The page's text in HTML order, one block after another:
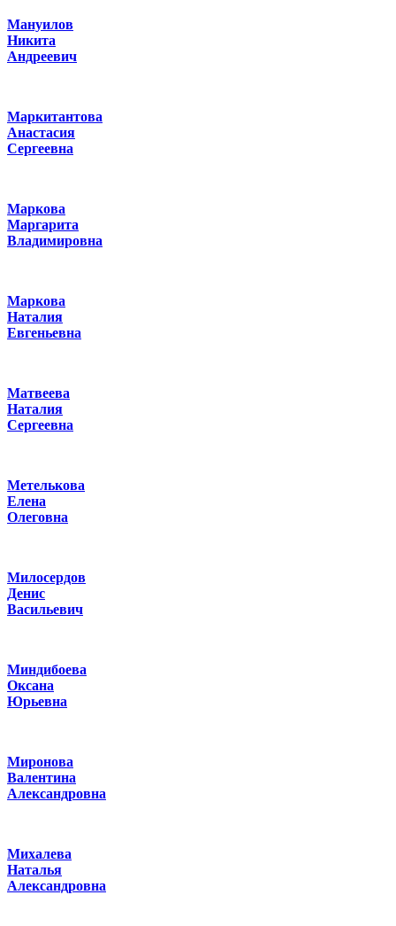
Мануилов
Никита
Андреевич
Маркитантова
Анастасия
Сергеевна
Маркова
Маргарита
Владимировна
Маркова
Наталия
Евгеньевна
Матвеева
Наталия
Сергеевна
Метелькова
Елена
Олеговна
Милосердов
Денис
Васильевич
Миндибоева
Оксана
Юрьевна
Миронова
Валентина
Александровна
Михалева
Наталья
Александровна